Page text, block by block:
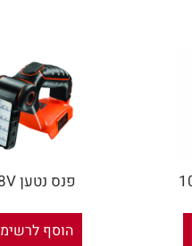
פנס נטען 18V
הוסף